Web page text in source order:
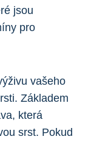
jsou
pro
vašeho
Základem⁤
která
srst. ⁣Pokud